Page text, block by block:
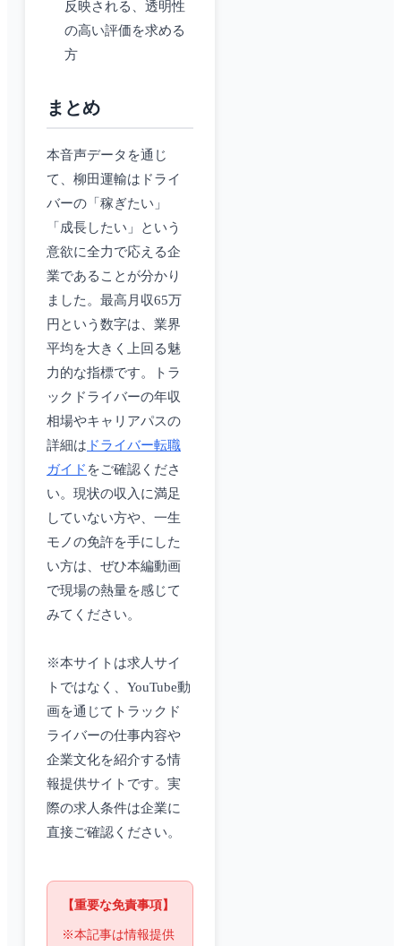
反映される、透明性
の高い評価を求める
方
まとめ
本音声データを通じ
て、柳田運輸はドライ
バーの「稼ぎたい」
「成長したい」という
意欲に全力で応える企
業であることが分かり
ました。最高月収65万
円という数字は、業界
平均を大きく上回る魅
力的な指標です。トラ
ックドライバーの年収
相場やキャリアパスの
詳細は ドライバー転職
ガイド をご確認くださ
い。現状の収入に満足
していない方や、一生
モノの免許を手にした
い方は、ぜひ本編動画
で現場の熱量を感じて
みてください。
※本サイトは求人サイ
トではなく、YouTube動
画を通じてトラックド
ライバーの仕事内容や
企業文化を紹介する情
報提供サイトです。実
際の求人条件は企業に
直接ご確認ください。
【重要な免責事項】
※本記事は情報提供